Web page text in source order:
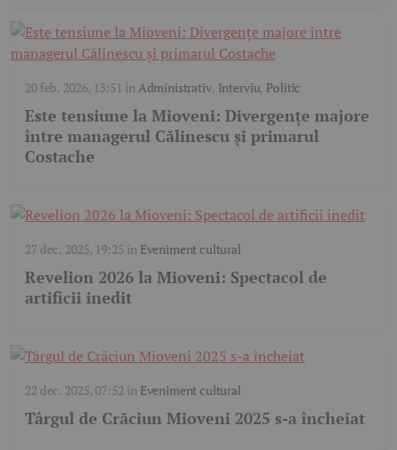
20 feb. 2026, 13:51 în Administrativ, Interviu, Politic
Este tensiune la Mioveni: Divergențe majore
între managerul Călinescu și primarul
Costache
27 dec. 2025, 19:25 în Eveniment cultural
Revelion 2026 la Mioveni: Spectacol de
artificii inedit
22 dec. 2025, 07:52 în Eveniment cultural
Târgul de Crăciun Mioveni 2025 s-a încheiat